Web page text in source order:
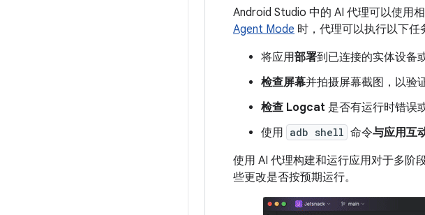
Android Studio 中的 AI 代理可以使用
Agent Mode 时，代理可以执行以下任
将应用部署到已连接的实体设备
检查屏幕并拍摄屏幕截图，以验
检查 Logcat 是否有运行时错误
使用 adb shell 命令与应用互
使用 AI 代理构建和运行应用对于多阶
些更改是否按预期运行。